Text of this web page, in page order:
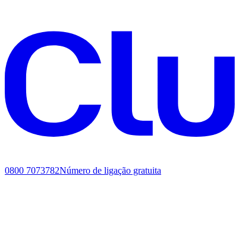
0800 7073782Número de ligação gratuita